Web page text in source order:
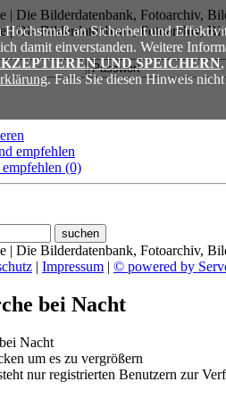
an Sicherheit und
damit einverstanden. Weitere
UND SPEICHERN
. Falls Sie diesen Hinweis
Benutzer registrieren
empfehlen
(0)
| Impressum | © powered by
bei Nacht
um es zu vergrößern
nur registrierten Benutzern zur